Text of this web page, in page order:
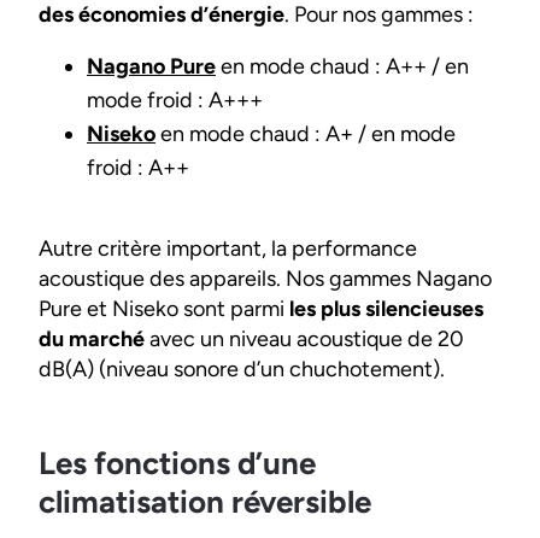
des économies d’énergie. Pour nos gammes :
Nagano Pureen mode chaud : A++ / en
mode froid : A+++
Nisekoen mode chaud : A+ / en mode
froid : A++
Autre critère important, la performance
acoustique des appareils. Nos gammes Nagano
Pure et Niseko sont parmi les plus silencieuses
du marchéavec un niveau acoustique de 20
dB(A) (niveau sonore d’un chuchotement).
Les fonctions d’une
climatisation réversible